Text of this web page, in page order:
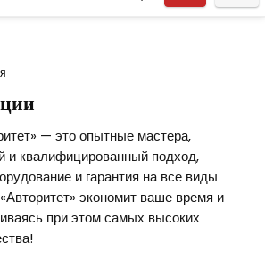
— это опытные мастера,
и квалифицированный подход,
и гарантия на все виды
экономит ваше время и
при этом самых высоких